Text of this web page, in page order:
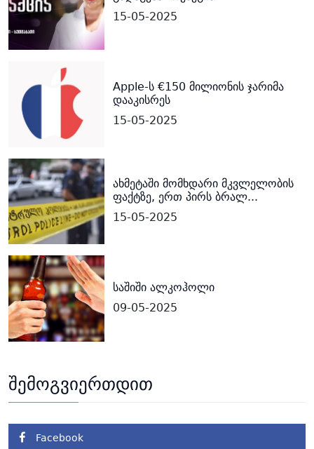
15-05-2025
Apple-ს €150 მილიონის ჯარიმა
დააკისრეს
15-05-2025
ახმეტაში მომხდარი მკვლელობის
ფაქტზე, ერთ პირს ბრალ...
15-05-2025
საშიში ალკოჰოლი
09-05-2025
შემოგვიერთდით
Facebook